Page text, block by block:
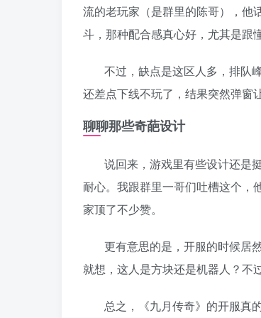
流的老玩家（是群里的陈哥），他
斗，那种配合感真心好，尤其是跟
不过，缺点是这区人多，排队
还差点下线不玩了，结果突然弹窗
聊聊那些奇葩设计
说回来，游戏里有些设计还是
耐心。我跟群里一哥们吐槽这个，
家顶了不少赞。
更有意思的是，开服的时候居
就想，这人是方块还是机器人？不
总之，《九月传奇》的开服真